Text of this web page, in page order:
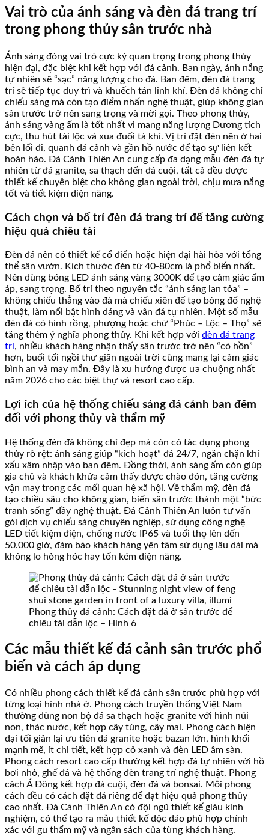
Vai trò của ánh sáng và đèn đá trang trí
trong phong thủy sân trước nhà
Ánh sáng đóng vai trò cực kỳ quan trọng trong phong thủy
hiện đại, đặc biệt khi kết hợp với đá cảnh. Ban ngày, ánh nắng
tự nhiên sẽ “sạc” năng lượng cho đá. Ban đêm, đèn đá trang
trí sẽ tiếp tục duy trì và khuếch tán linh khí. Đèn đá không chỉ
chiếu sáng mà còn tạo điểm nhấn nghệ thuật, giúp không gian
sân trước trở nên sang trọng và mời gọi. Theo phong thủy,
ánh sáng vàng ấm là tốt nhất vì mang năng lượng Dương tích
cực, thu hút tài lộc và xua đuổi tà khí. Vị trí đặt đèn nên ở hai
bên lối đi, quanh đá cảnh và gần hồ nước để tạo sự liên kết
hoàn hảo. Đá Cảnh Thiên An cung cấp đa dạng mẫu đèn đá tự
nhiên từ đá granite, sa thạch đến đá cuội, tất cả đều được
thiết kế chuyên biệt cho không gian ngoài trời, chịu mưa nắng
tốt và tiết kiệm điện năng.
Cách chọn và bố trí đèn đá trang trí để tăng cường
hiệu quả chiêu tài
Đèn đá nên có thiết kế cổ điển hoặc hiện đại hài hòa với tổng
thể sân vườn. Kích thước đèn từ 40-80cm là phổ biến nhất.
Nên dùng bóng LED ánh sáng vàng 3000K để tạo cảm giác ấm
áp, sang trọng. Bố trí theo nguyên tắc “ánh sáng lan tỏa” –
không chiếu thẳng vào đá mà chiếu xiên để tạo bóng đổ nghệ
thuật, làm nổi bật hình dáng và vân đá tự nhiên. Một số mẫu
đèn đá có hình rồng, phượng hoặc chữ “Phúc – Lộc – Thọ” sẽ
tăng thêm ý nghĩa phong thủy. Khi kết hợp với đèn đá trang
trí, nhiều khách hàng nhận thấy sân trước trở nên “có hồn”
hơn, buổi tối ngồi thư giãn ngoài trời cũng mang lại cảm giác
bình an và may mắn. Đây là xu hướng được ưa chuộng nhất
năm 2026 cho các biệt thự và resort cao cấp.
Lợi ích của hệ thống chiếu sáng đá cảnh ban đêm
đối với phong thủy và thẩm mỹ
Hệ thống đèn đá không chỉ đẹp mà còn có tác dụng phong
thủy rõ rệt: ánh sáng giúp “kích hoạt” đá 24/7, ngăn chặn khí
xấu xâm nhập vào ban đêm. Đồng thời, ánh sáng ấm còn giúp
gia chủ và khách khứa cảm thấy được chào đón, tăng cường
vận may trong các mối quan hệ xã hội. Về thẩm mỹ, đèn đá
tạo chiều sâu cho không gian, biến sân trước thành một “bức
tranh sống” đầy nghệ thuật. Đá Cảnh Thiên An luôn tư vấn
gói dịch vụ chiếu sáng chuyên nghiệp, sử dụng công nghệ
LED tiết kiệm điện, chống nước IP65 và tuổi thọ lên đến
50.000 giờ, đảm bảo khách hàng yên tâm sử dụng lâu dài mà
không lo hỏng hóc hay tốn kém điện năng.
Phong thủy đá cảnh: Cách đặt đá ở sân trước để
chiêu tài dẫn lộc – Hình 6
Các mẫu thiết kế đá cảnh sân trước phổ
biến và cách áp dụng
Có nhiều phong cách thiết kế đá cảnh sân trước phù hợp với
từng loại hình nhà ở. Phong cách truyền thống Việt Nam
thường dùng non bộ đá sa thạch hoặc granite với hình núi
non, thác nước, kết hợp cây tùng, cây mai. Phong cách hiện
đại tối giản lại ưu tiên đá granite hoặc bazan lớn, hình khối
mạnh mẽ, ít chi tiết, kết hợp cỏ xanh và đèn LED âm sàn.
Phong cách resort cao cấp thường kết hợp đá tự nhiên với hồ
bơi nhỏ, ghế đá và hệ thống đèn trang trí nghệ thuật. Phong
cách Á Đông kết hợp đá cuội, đèn đá và bonsai. Mỗi phong
cách đều có cách đặt đá riêng để đạt hiệu quả phong thủy
cao nhất. Đá Cảnh Thiên An có đội ngũ thiết kế giàu kinh
nghiệm, có thể tạo ra mẫu thiết kế độc đáo phù hợp chính
xác với gu thẩm mỹ và ngân sách của từng khách hàng.